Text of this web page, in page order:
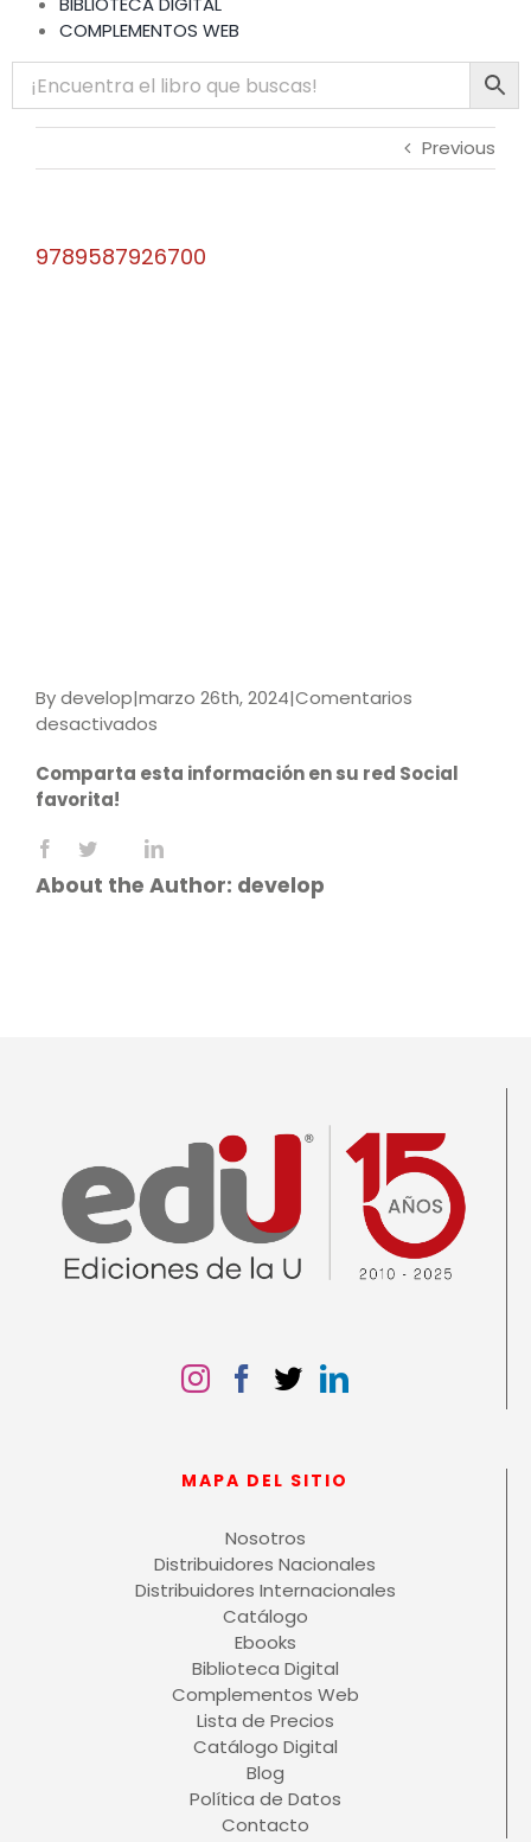
COMPLEMENTOS WEB
Previous
9789587926700
Bydevelop|marzo 26th, 2024|Comentarios
desactivados
Comparta esta información en su red Social
favorita!
Facebook
X RedditLinkedIn
About the Author: develop
MAPA DEL SITIO
Nosotros
Distribuidores Nacionales
Distribuidores Internacionales
Catálogo
Ebooks
Biblioteca Digital
Complementos Web
Lista de Precios
Catálogo Digital
Blog
Política de Datos
Contacto